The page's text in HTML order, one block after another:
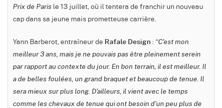
Prix de Paris le 13 juillet, où il tentera de franchir un nouveau
cap dans sa jeune mais prometteuse carrière.
Yann Barberot, entraîneur de Rafale Design : “C'est mon
meilleur 3 ans, mais je ne pouvais pas être pleinement serein
par rapport au contexte du jour. En bon terrain, il est meilleur. Il
a de belles foulées, un grand braquet et beaucoup de tenue. Il
sera mieux sur plus long. D'ailleurs, il vient avec le temps
comme les chevaux de tenue qui ont besoin d'un peu plus de